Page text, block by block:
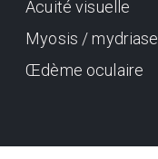
Acuité visuelle
Myosis / mydriase
Œdème oculaire